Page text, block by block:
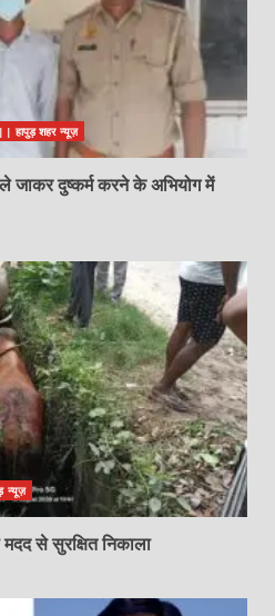
शहर न्यूज़
जाकर दुष्कर्म करने के अभियोग में
न्यूज़
से सुरक्षित निकाला